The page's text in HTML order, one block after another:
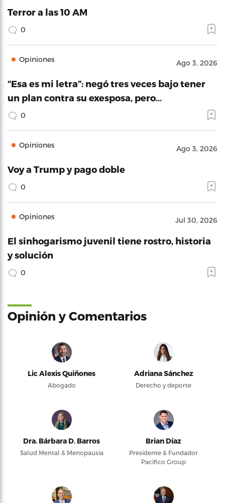
Terror a las 10 AM
0
Opiniones Ago 3, 2026
“Esa es mi letra”: negó tres veces bajo tener
un plan contra su exesposa, pero…
0
Opiniones Ago 3, 2026
Voy a Trump y pago doble
0
Opiniones Jul 30, 2026
El sinhogarismo juvenil tiene rostro, historia
y solución
0
Opinión y Comentarios
Lic Alexis Quiñones
Abogado
Adriana Sánchez
Derecho y deporte
Dra. Bárbara D. Barros
Salud Mental & Menopausia
Brian Díaz
Presidente & Fundador
Pacifico Group